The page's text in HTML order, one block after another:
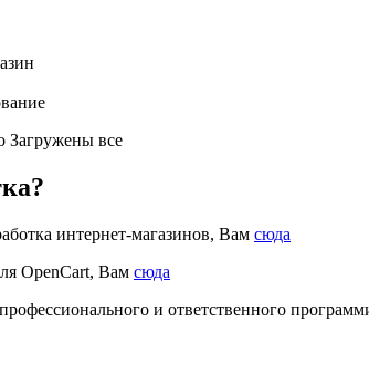
Загружены все
интернет-магазинов, Вам сюда
OpenCart, Вам сюда
и ответственного